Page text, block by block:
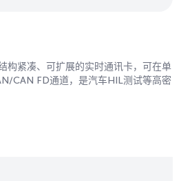
构紧凑、可扩展的实时通讯卡，可在单
CAN FD通道，是汽车HIL测试等高密